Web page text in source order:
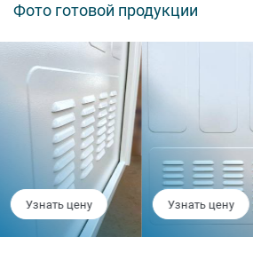
Фото готовой продукции
Узнать цену Узнать цену